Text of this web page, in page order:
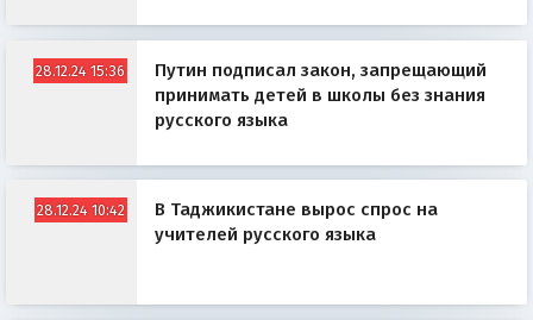
28.12.24 15:36
Путин подписал закон, запрещающий
принимать детей в школы без знания
русского языка
28.12.24 10:42
В Таджикистане вырос спрос на
учителей русского языка